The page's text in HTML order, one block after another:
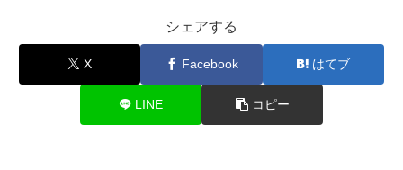
シェアする
X Facebook はてブ
LINE コピー